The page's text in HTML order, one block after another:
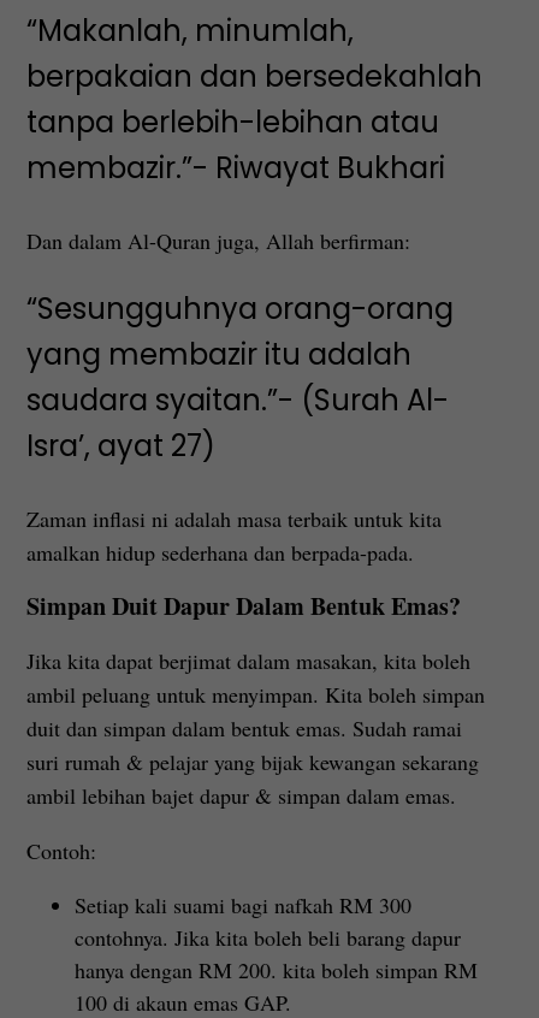
“Makanlah, minumlah,
berpakaian dan bersedekahlah
tanpa berlebih-lebihan atau
membazir.”- Riwayat Bukhari
Dan dalam Al-Quran juga, Allah berfirman:
“Sesungguhnya orang-orang
yang membazir itu adalah
saudara syaitan.”- (Surah Al-
Isra’, ayat 27)
Zaman inflasi ni adalah masa terbaik untuk kita
amalkan hidup sederhana dan berpada-pada.
Simpan Duit Dapur Dalam Bentuk Emas?
Jika kita dapat berjimat dalam masakan, kita boleh
ambil peluang untuk menyimpan. Kita boleh simpan
duit dan simpan dalam bentuk emas. Sudah ramai
suri rumah & pelajar yang bijak kewangan sekarang
ambil lebihan bajet dapur & simpan dalam emas.
Contoh:
Setiap kali suami bagi nafkah RM 300
contohnya. Jika kita boleh beli barang dapur
hanya dengan RM 200. kita boleh simpan RM
100 di akaun emas GAP.